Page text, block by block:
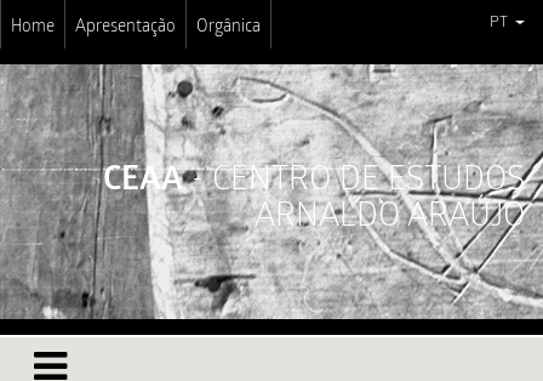
Home Apresentação Orgânica PT
CEAA- CENTRO DE ESTUDOS
ARNALDO ARAÚJO